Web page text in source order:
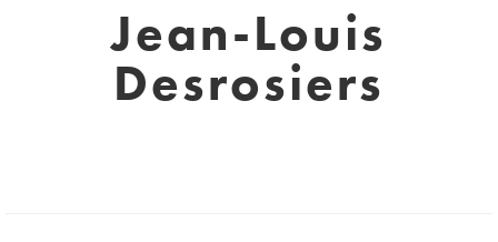
Jean-Louis
Desrosiers